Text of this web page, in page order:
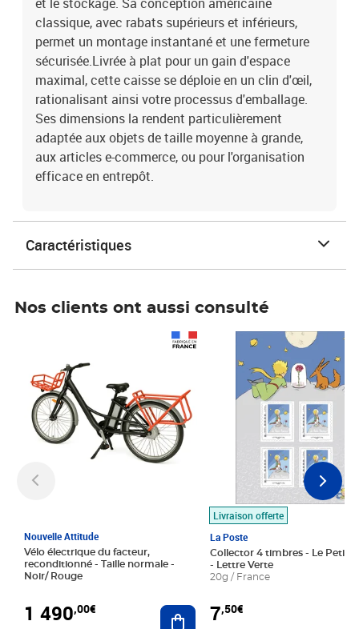
classique, avec rabats supérieurs et inférieurs,
permet un montage instantané et une fermeture
sécurisée.Livrée à plat pour un gain d'espace
maximal, cette caisse se déploie en un clin d'œil,
rationalisant ainsi votre processus d'emballage.
Ses dimensions la rendent particulièrement
adaptée aux objets de taille moyenne à grande,
aux articles e-commerce, ou pour l'organisation
efficace en entrepôt.
Caractéristiques
Nos clients ont aussi consulté
Nouvelle Attitude
Vélo électrique du facteur,
reconditionné - Taille normale -
Noir/ Rouge
1 490,00€ Ajouter au panier
Livraison offerte
La Poste
Collector 4 timbres - Le Petit
- Lettre Verte
20g / France
7,50€
Prix 7,50€